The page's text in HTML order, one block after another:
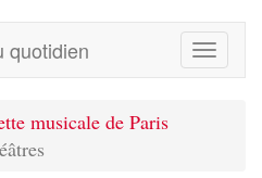
Toggle
quotidien
musicale de Paris